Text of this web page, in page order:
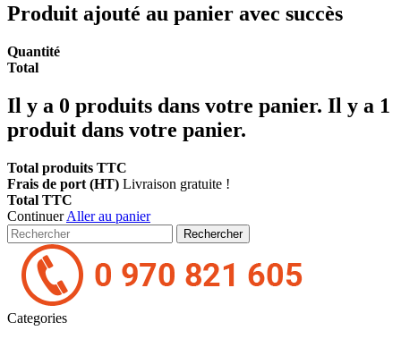
Produit ajouté au panier avec succès
Quantité
Total
Il y a 0 produits dans votre panier. Il y a 1
produit dans votre panier.
Total produits TTC
Frais de port (HT) Livraison gratuite !
Total TTC
ContinuerAller au panier
Rechercher
Categories